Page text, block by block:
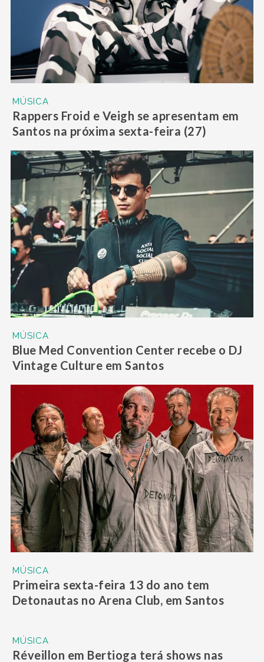
MÚSICA
Rappers Froid e Veigh se apresentam em
Santos na próxima sexta-feira (27)
MÚSICA
Blue Med Convention Center recebe o DJ
Vintage Culture em Santos
MÚSICA
Primeira sexta-feira 13 do ano tem
Detonautas no Arena Club, em Santos
MÚSICA
Réveillon em Bertioga terá shows nas